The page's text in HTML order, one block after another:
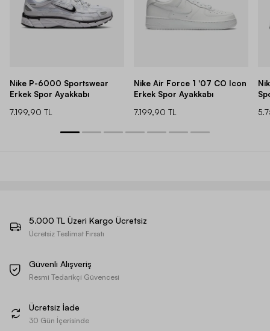
Nike P-6000 Sportswear
Erkek Spor Ayakkabı
7.199,90 TL
Nike Air Force 1 '07 CO Icon
Erkek Spor Ayakkabı
7.199,90 TL
5.000 TL Üzeri Kargo Ücretsiz
Ücretsiz Teslimat Fırsatı
Güvenli Alışveriş
Resmi Tedarikçi Güvencesi
Ücretsiz İade
30 Gün İçerisinde